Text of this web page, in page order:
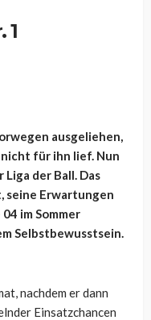
1
ausgeliehen,
für ihn lief. Nun
der Ball. Das
seine Erwartungen
im Sommer
Selbstbewusstsein.
nachdem er dann
Einsatzchancen